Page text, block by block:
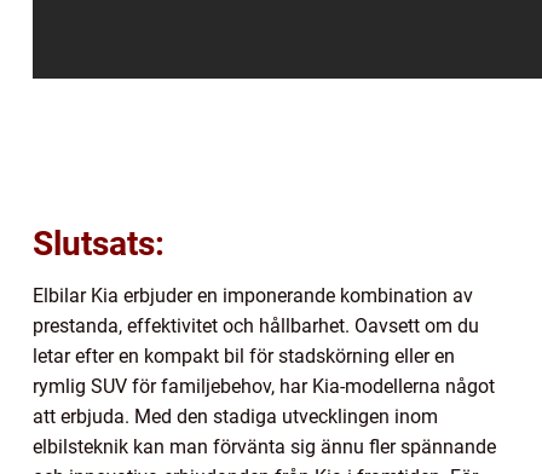
Slutsats:
Elbilar Kia erbjuder en imponerande kombination av
prestanda, effektivitet och hållbarhet. Oavsett om du
letar efter en kompakt bil för stadskörning eller en
rymlig SUV för familjebehov, har Kia-modellerna något
att erbjuda. Med den stadiga utvecklingen inom
elbilsteknik kan man förvänta sig ännu fler spännande